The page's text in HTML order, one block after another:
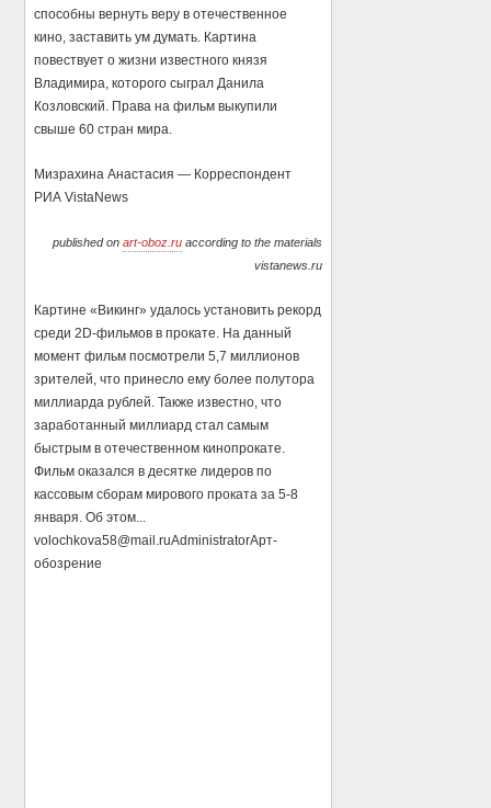
способны вернуть веру в отечественное
кино, заставить ум думать. Картина
повествует о жизни известного князя
Владимира, которого сыграл Данила
Козловский. Права на фильм выкупили
свыше 60 стран мира.
Мизрахина Анастасия — Корреспондент
РИА VistaNews
published on art-oboz.ruaccording to the materials
vistanews.ru
Картине «Викинг» удалось установить рекорд
среди 2D-фильмов в прокате. На данный
момент фильм посмотрели 5,7 миллионов
зрителей, что принесло ему более полутора
миллиарда рублей. Также известно, что
заработанный миллиард стал самым
быстрым в отечественном кинопрокате.
Фильм оказался в десятке лидеров по
кассовым сборам мирового проката за 5-8
января. Об этом...
volochkova58@mail.ruAdministratorАрт-
обозрение